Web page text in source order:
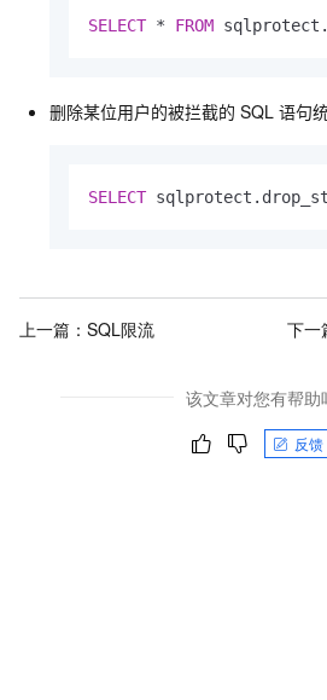
SELECT * FROM
删除某位用户的被拦截的 SQL 语句
SELECT
上一篇： SQL限流 下一
该文章对您有帮助
反馈